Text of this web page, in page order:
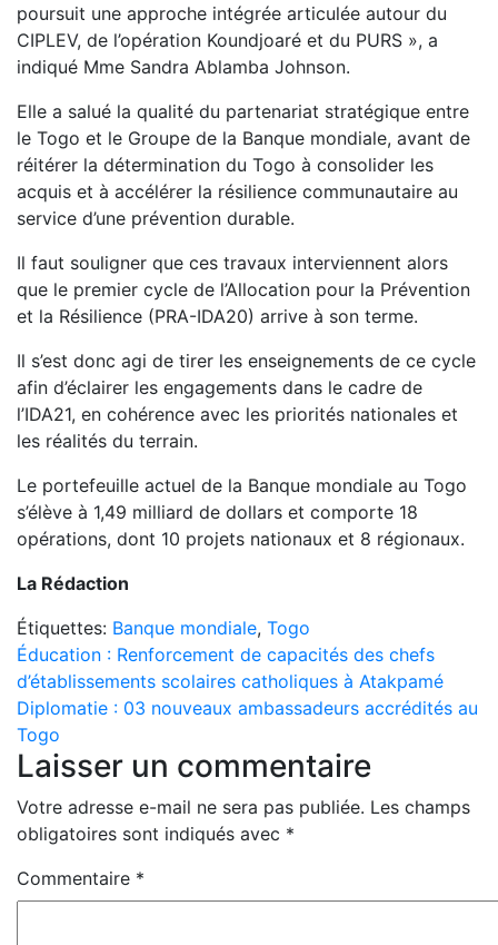
poursuit une approche intégrée articulée autour du
CIPLEV, de l’opération Koundjoaré et du PURS », a
indiqué Mme Sandra Ablamba Johnson.
Elle a salué la qualité du partenariat stratégique entre
le Togo et le Groupe de la Banque mondiale, avant de
réitérer la détermination du Togo à consolider les
acquis et à accélérer la résilience communautaire au
service d’une prévention durable.
Il faut souligner que ces travaux interviennent alors
que le premier cycle de l’Allocation pour la Prévention
et la Résilience (PRA-IDA20) arrive à son terme.
Il s’est donc agi de tirer les enseignements de ce cycle
afin d’éclairer les engagements dans le cadre de
l’IDA21, en cohérence avec les priorités nationales et
les réalités du terrain.
Le portefeuille actuel de la Banque mondiale au Togo
s’élève à 1,49 milliard de dollars et comporte 18
opérations, dont 10 projets nationaux et 8 régionaux.
La Rédaction
Étiquettes: Banque mondiale, Togo
Navigation
de
l’article
Éducation : Renforcement de capacités des chefs
d’établissements scolaires catholiques à Atakpamé
Diplomatie : 03 nouveaux ambassadeurs accrédités au
Togo
Laisser un commentaire
Votre adresse e-mail ne sera pas publiée. Les champs
obligatoires sont indiqués avec *
Commentaire *